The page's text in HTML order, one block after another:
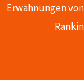
Erwähnungen